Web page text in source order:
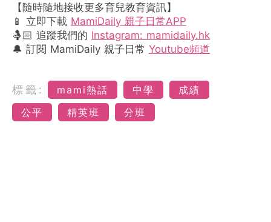
【隨時隨地接收更多育兒教育資訊】
📱 立即下載 MamiDaily 親子日常APP
🤱🏻 追蹤我們的 Instagram: mamidaily.hk
🔔 訂閱 MamiDaily 親子日常 Youtube頻道
標籤: mami熱話 中學
成績
公平
精英班 分班